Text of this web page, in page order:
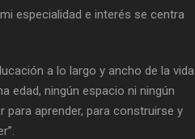
especialidad e interés se centra
a lo largo y ancho de la vida
edad, ningún espacio ni ningún
aprender, para construirse y